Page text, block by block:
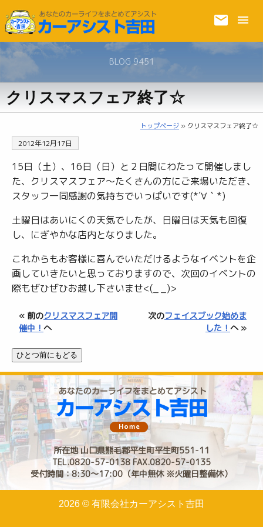
BLOG 9451
クリスマスフェア終了☆
トップページ » クリスマスフェア終了☆
2012年12月17日
15日（土）、16日（日）と２日間にわたって開催しまし
た、クリスマスフェア〜たくさんの方にご来場いただき、
スタッフ一同感謝の気持ちでいっぱいです(*´∀｀*)
土曜日はあいにくの天気でしたが、日曜日は天気も回復
し、にぎやかな店内となりました。
これからもお客様に喜んでいただけるようなイベントを企
画していきたいと思っておりますので、次回のイベントの
際もぜひぜひお越し下さいませ<(_ _)>
« 前のクリスマスフェア開
催中！ へ
次のフェイスブック始めま
した！ へ »
所在地 山口県熊毛郡平生町平生町551-11
TEL.0820-57-0138 FAX.0820-57-0135
受付時間：8:30〜17:00（年中無休 ※火曜日整備休）
2026 © 有限会社カーアシスト吉田